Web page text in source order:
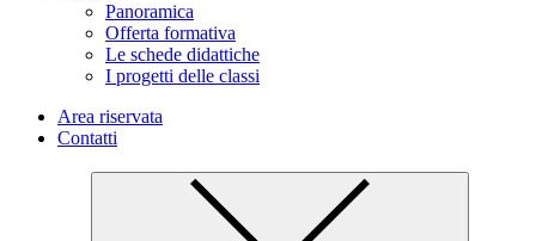
Panoramica
Offerta formativa
Le schede didattiche
I progetti delle classi
Area riservata
Contatti